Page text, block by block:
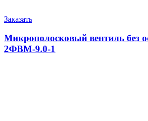
Заказать
Микрополосковый вентиль без
2ФВМ-9.0-1